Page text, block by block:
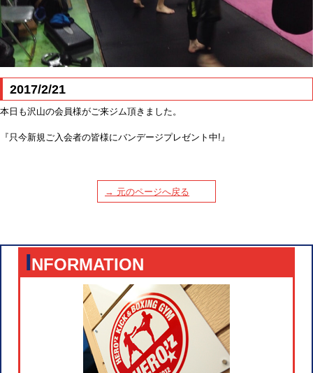
2017/2/21
本日も沢山の会員様がご来ジム頂きました。
『只今新規ご入会者の皆様にバンデージプレゼント中!』
→ 元のページへ戻る
INFORMATION